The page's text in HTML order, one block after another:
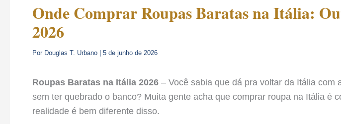
Onde Comprar Roupas Baratas na Itália:
2026
Por Douglas T. Urbano 5 de junho de 2026
Roupas Baratas na Itália 2026 – Você sabia que dá pra voltar da Itália com
sem ter quebrado o banco? Muita gente acha que comprar roupa na Itália é
realidade é bem diferente disso.